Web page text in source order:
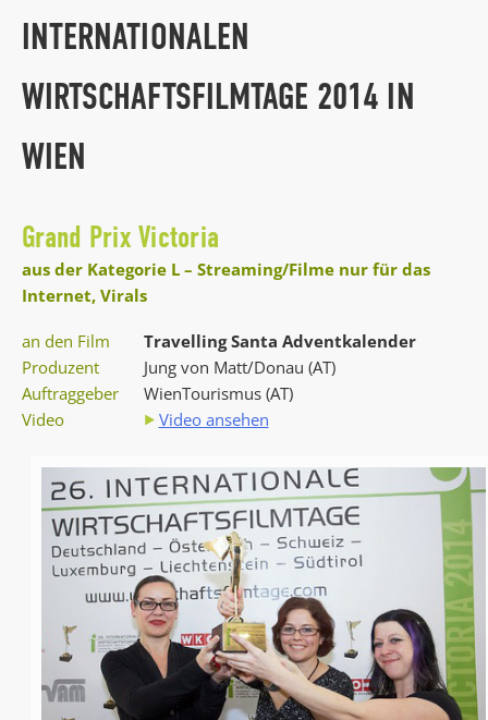
INTERNATIONALEN
WIRTSCHAFTSFILMTAGE 2014 IN
WIEN
Grand Prix Victoria
aus der Kategorie L – Streaming/Filme nur für das
Internet, Virals
an den Film
Travelling Santa Adventkalender
Produzent
Jung von Matt/Donau (AT)
Auftraggeber
WienTourismus (AT)
Video
Video ansehen